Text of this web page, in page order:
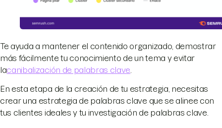
Te ayuda a mantener el contenido organizado, demostrar
más fácilmente tu conocimiento de un tema y evitar
lacanibalización de palabras clave
En esta etapa de la creación de tu estrategia, necesitas
crear una estrategia de palabras clave que se alinee con
tus clientes ideales y tu investigación de palabras clave.